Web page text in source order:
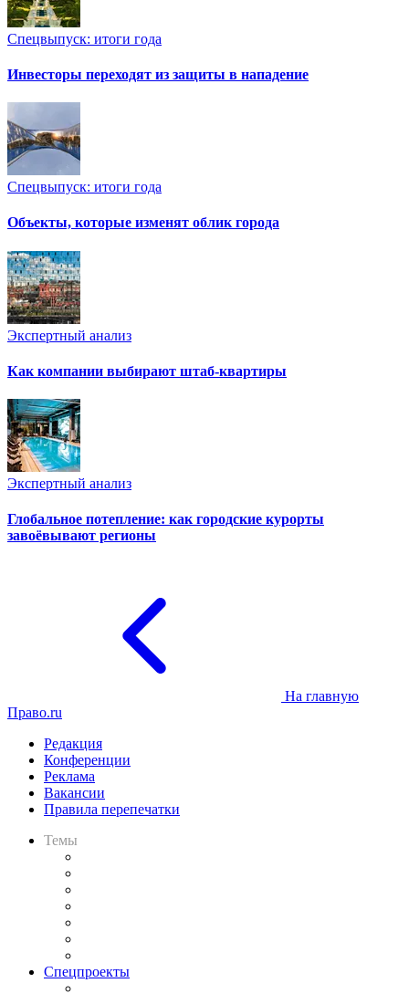
Спецвыпуск: итоги года
Инвесторы переходят из защиты в нападение
Спецвыпуск: итоги года
Объекты, которые изменят облик города
Экспертный анализ
Как компании выбирают штаб-квартиры
Экспертный анализ
Глобальное потепление: как городские курорты
завоёвывают регионы
На главную
Право.ru
Редакция
Конференции
Реклама
Вакансии
Правила перепечатки
Темы
Спецпроекты